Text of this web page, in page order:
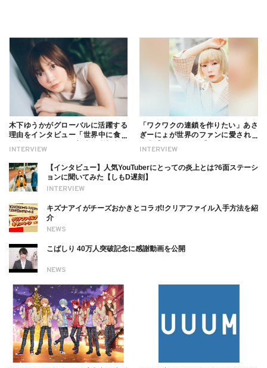
INTERVIEW
木下ゆうかがグローバルに活躍する
理由をインタビュー「世界中に食べ
ついても
INTERVIEW
「ワクワクの連鎖を作りたい」あさ
ぎーにょが世界のファンに愛される
INTERVIEW
【インタビュー】人気YouTuberにとっての炎上とは?6面ステーシ
ョンに聞いてみた【しもD遅刻】
NEWS
キズナアイがチーズおかきとコラボ!クリアファイル入手方法を紹
介
NEWS
こばしり 40万人突破記念に感謝動画を公開